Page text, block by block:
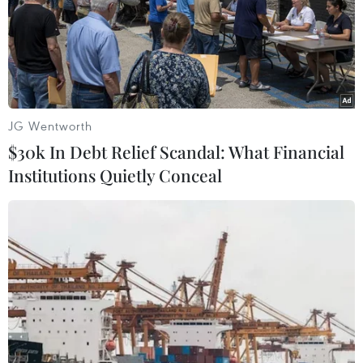
09/08/2026 09:43
Những giấc mơ bay cất cánh từ
Vietjet
09/08/2026 09:11
Vietjet được vinh danh “Dấu ấn
trưởng xanh”
09/08/2026 08:59
Hà Nội đề xuất gia hạn 6 tháng đối
với 6 dự án đầu tư quy mô lớn
JG Wentworth
$30k In Debt Relief Scandal: What Financial
Institutions Quietly Conceal